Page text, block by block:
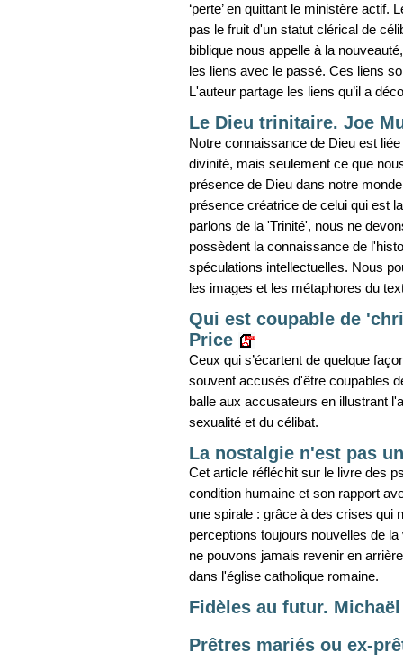
‘perte’ en quittant le ministère
pas le fruit d'un statut clérical de
biblique nous appelle à la
les liens avec le passé. Ces liens
L'auteur partage les liens qu’il a
Le Dieu trinitaire. Joe
Notre connaissance de Dieu est
divinité, mais seulement ce que
présence de Dieu dans notre
présence créatrice de celui qui est
parlons de la 'Trinité', nous ne
possèdent la connaissance de
spéculations intellectuelles. Nous
les images et les métaphores du
Qui est coupable de
Price
Ceux qui s’écartent de quelque
souvent accusés d'être coupables
balle aux accusateurs en illustrant
sexualité et du célibat.
La nostalgie n'est pas
Cet article réfléchit sur le livre des
condition humaine et son rapport
une spirale : grâce à des crises qui
perceptions toujours nouvelles de
ne pouvons jamais revenir en
dans l'église catholique romaine.
Fidèles au futur.
Prêtres mariés ou ex-